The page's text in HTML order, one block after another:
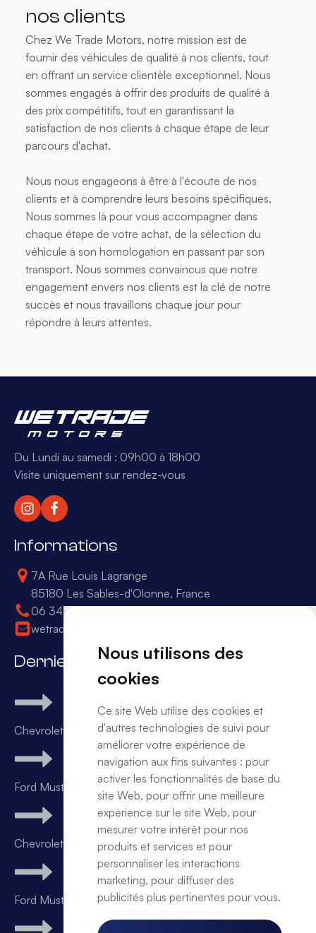
Nous utilisons des
cookies
Ce site Web utilise des cookies et
d'autres technologies de suivi pour
améliorer votre expérience de
navigation aux fins suivantes : pour
activer les fonctionnalités de base du
site Web, pour offrir une meilleure
expérience sur le site Web, pour
mesurer votre intérêt pour nos
produits et services et pour
personnaliser les interactions
marketing, pour diffuser des
publicités plus pertinentes pour vous.
nos clients
Chez We Trade Motors, notre mission est de
fournir des véhicules de qualité à nos clients, tout
en offrant un service clientèle exceptionnel. Nous
sommes engagés à offrir des produits de qualité à
des prix compétitifs, tout en garantissant la
satisfaction de nos clients à chaque étape de leur
parcours d'achat.
Nous nous engageons à être à l'écoute de nos
clients et à comprendre leurs besoins spécifiques.
Nous sommes là pour vous accompagner dans
chaque étape de votre achat, de la sélection du
véhicule à son homologation en passant par son
transport. Nous sommes convaincus que notre
engagement envers nos clients est la clé de notre
succès et nous travaillons chaque jour pour
répondre à leurs attentes.
Du Lundi au samedi : 09h00 à 18h00
Visite uniquement sur rendez-vous
Informations
7A Rue Louis Lagrange
85180 Les Sables-d'Olonne, France
06 34 50 16 68
wetrade.office@gmail.com
Derniers arrivages
Chevrolet Camaro SS v8
Ford Mustang GT v8 Performance kit SHELBY
Chevrolet Camaro v8 BVA
Ford Mustang GT